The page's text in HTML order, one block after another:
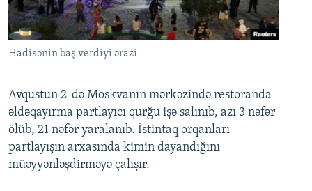
Hadisənin baş verdiyi ərazi
Avqustun 2-də Moskvanın mərkəzində restoranda
əldəqayırma partlayıcı qurğu işə salınıb, azı 3 nəfər
ölüb, 21 nəfər yaralanıb. İstintaq orqanları
partlayışın arxasında kimin dayandığını
müəyyənləşdirməyə çalışır.